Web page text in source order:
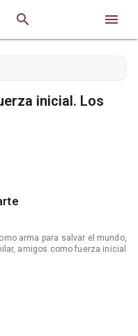
 
inicial. Los
arma para salvar el mundo,
amigos como fuerza inicial